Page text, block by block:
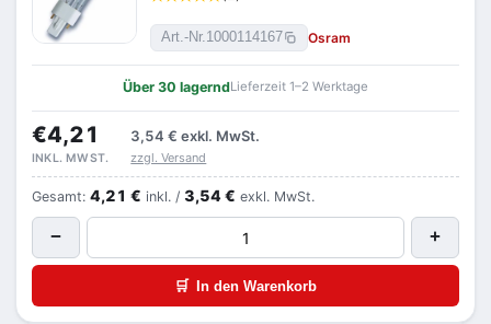
Art.-Nr.1000114167 Osram
Über 30 lagerndLieferzeit 1–2 Werktage
€4,21 3,54 € exkl. MwSt.
INKL. MWST. zzgl. Versand
Gesamt: 4,21 € inkl. / 3,54 € exkl. MwSt.
− +
🛒 In den Warenkorb